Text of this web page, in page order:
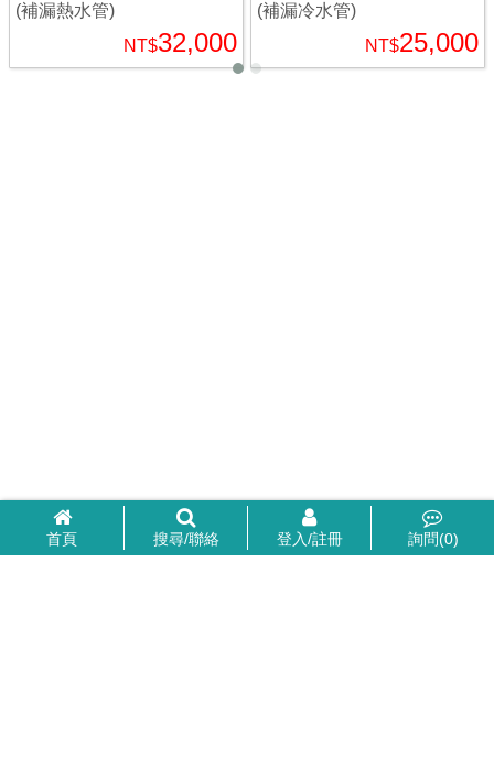
首頁 搜尋/聯絡 登入/註冊 詢問(0)
(補漏熱水管)
NT$32,000
(補漏冷水管)
NT$25,000